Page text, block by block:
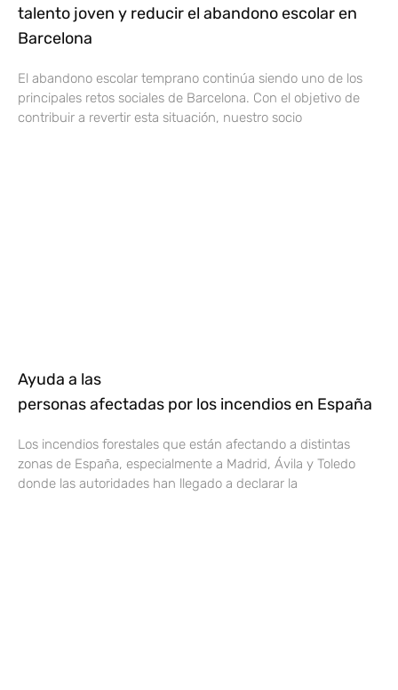
talento joven y reducir el abandono escolar en
Barcelona
El abandono escolar temprano continúa siendo uno de los
principales retos sociales de Barcelona. Con el objetivo de
contribuir a revertir esta situación, nuestro socio
Ayuda a las
personas afectadas por los incendios en España
Los incendios forestales que están afectando a distintas
zonas de España, especialmente a Madrid, Ávila y Toledo
donde las autoridades han llegado a declarar la